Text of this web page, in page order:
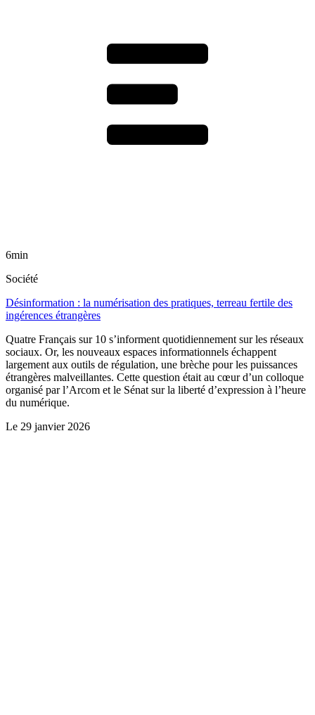
6min
Société
Désinformation : la numérisation des pratiques, terreau fertile des
ingérences étrangères
Quatre Français sur 10 s’informent quotidiennement sur les réseaux
sociaux. Or, les nouveaux espaces informationnels échappent
largement aux outils de régulation, une brèche pour les puissances
étrangères malveillantes. Cette question était au cœur d’un colloque
organisé par l’Arcom et le Sénat sur la liberté d’expression à l’heure
du numérique.
Le 29 janvier 2026